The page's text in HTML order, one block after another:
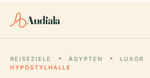
Audiala
REISEZIELE ÄGYPTEN LUXOR
YPOSTYLHALLE